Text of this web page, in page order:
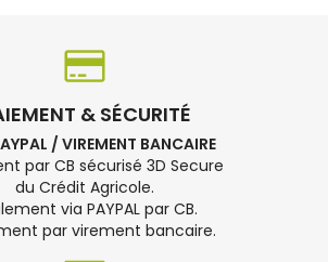
& SÉCURITÉ
/ VIREMENT BANCAIRE
par CB sécurisé 3D Secure
du Crédit Agricole.
via PAYPAL par CB.
par virement bancaire.